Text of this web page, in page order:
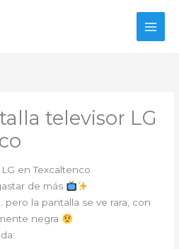
televisor LG
en Texcaltenco
de más
la pantalla se ve rara, con
negra